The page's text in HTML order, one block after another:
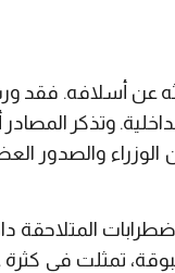
عن أسلافه. فقد
وتذكر
الوزراء والصدور
المتلاحقة
تمثلت في كثرة